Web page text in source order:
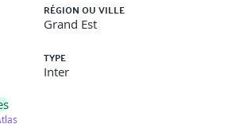
RÉGION OU VILLE
Grand Est
TYPE
Inter